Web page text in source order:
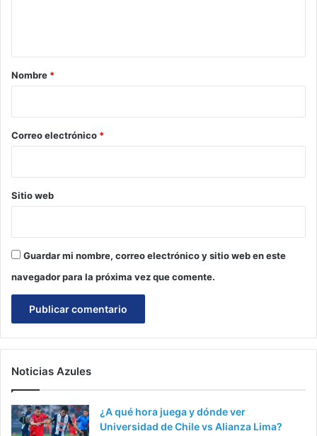
r
*
Nombre *
Correo electrónico *
Sitio web
Guardar mi nombre, correo electrónico y sitio web en este
navegador para la próxima vez que comente.
Noticias Azules
¿A qué hora juega y dónde ver
Universidad de Chile vs Alianza Lima?